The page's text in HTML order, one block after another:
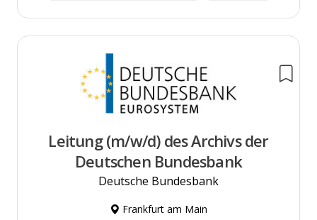
Leitung (m/w/d) des Archivs der
Deutschen Bundesbank
Deutsche Bundesbank
Frankfurt am Main